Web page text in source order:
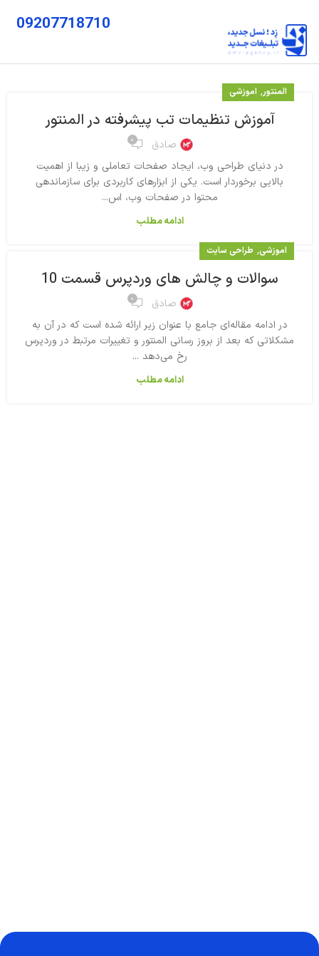
09207718710
المنتور, اموزشی
آموزش تنظیمات تب پیشرفته در المنتور
صادق ۰
در دنیای طراحی وب، ایجاد صفحات تعاملی و زیبا از اهمیت
بالایی برخوردار است. یکی از ابزارهای کاربردی برای سازماندهی
محتوا در صفحات وب، اس...
ادامه مطلب
اموزشی, طراحی سایت
سوالات و چالش های وردپرس قسمت 10
صادق ۰
در ادامه مقاله‌ای جامع با عنوان زیر ارائه شده است که در آن به
مشکلاتی که بعد از بروز رسانی المنتور و تغییرات مرتبط در وردپرس
رخ می‌دهد ...
ادامه مطلب